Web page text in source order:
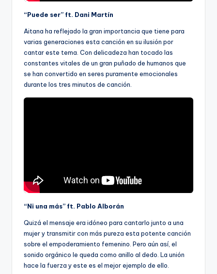
“Puede ser” ft. Dani Martín
Aitana ha reflejado la gran importancia que tiene para
varias generaciones esta canción en su ilusión por
cantar este tema. Con delicadeza han tocado las
constantes vitales de un gran puñado de humanos que
se han convertido en seres puramente emocionales
durante los tres minutos de canción.
“Ni una más” ft. Pablo Alborán
Quizá el mensaje era idóneo para cantarlo junto a una
mujer y transmitir con más pureza esta potente canción
sobre el empoderamiento femenino. Pero aún así, el
sonido orgánico le queda como anillo al dedo. La unión
hace la fuerza y este es el mejor ejemplo de ello.